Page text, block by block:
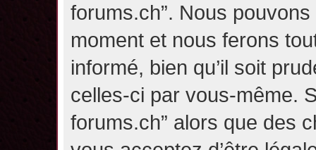
forums.ch”. Nous
moment et nous ferons
informé, bien qu’il soit
celles-ci par vous-même.
forums.ch” alors que des